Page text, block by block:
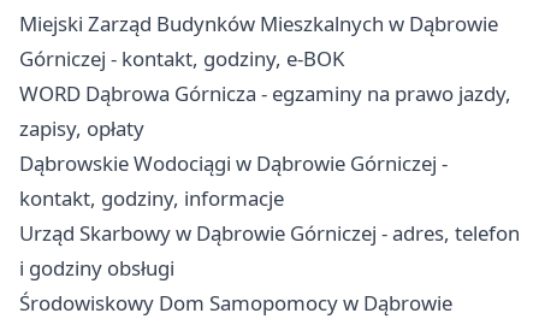
Miejski Zarząd Budynków Mieszkalnych w Dąbrowie
Górniczej - kontakt, godziny, e-BOK
WORD Dąbrowa Górnicza - egzaminy na prawo jazdy,
zapisy, opłaty
Dąbrowskie Wodociągi w Dąbrowie Górniczej -
kontakt, godziny, informacje
Urząd Skarbowy w Dąbrowie Górniczej - adres, telefon
i godziny obsługi
Środowiskowy Dom Samopomocy w Dąbrowie